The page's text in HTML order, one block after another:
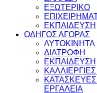
ΕΞΩΤΕΡΙΚΟ
ΕΚΠΑΙΔΕΥΣΗ
ΟΔΗΓΟΣ ΑΓΟΡΑΣ
ΑΥΤΟΚΙΝΗΤΑ
ΔΙΑΤΡΟΦΗ
ΕΚΠΑΙΔΕΥΣΗ
ΚΑΤΑΣΚΕΥΕΣ
ΕΡΓΑΛΕΙΑ